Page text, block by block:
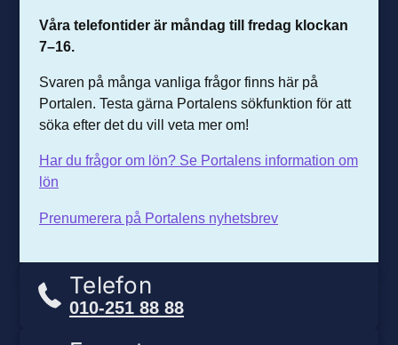
Våra telefontider är måndag till fredag klockan
7–16.
Svaren på många vanliga frågor finns här på
Portalen. Testa gärna Portalens sökfunktion för att
söka efter det du vill veta mer om!
Har du frågor om lön? Se Portalens information om
lön
Prenumerera på Portalens nyhetsbrev
Telefon
010-251 88 88